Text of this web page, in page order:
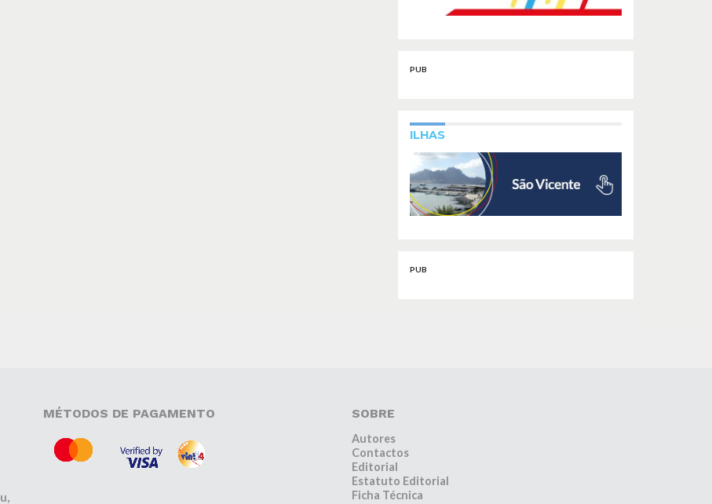
PUB
ILHAS
PUB
MÉTODOS DE PAGAMENTO SOBRE
Autores
Contactos
Editorial
Estatuto Editorial
Ficha Técnica